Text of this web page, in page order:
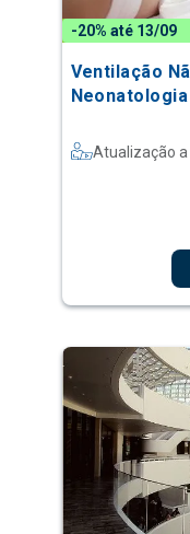
-20% até 13/09
Ventilação
Neonatologia
Atualização a